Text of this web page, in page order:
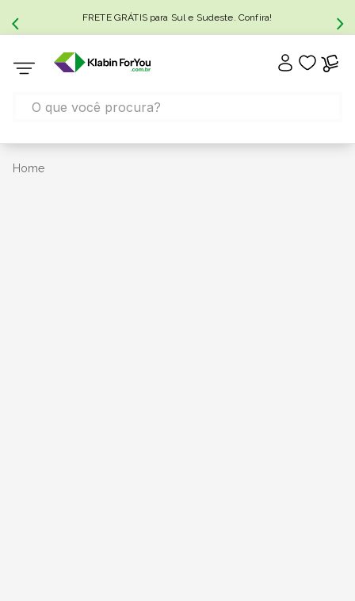
FRETE GRÁTIS para Sul e Sudeste. Confira!
Home